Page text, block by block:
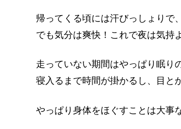
帰ってくる頃には汗びっしょりで
でも気分は爽快！これで夜は気持
走っていない期間はやっぱり眠り
寝入るまで時間が掛かるし、目と
やっぱり身体をほぐすことは大事